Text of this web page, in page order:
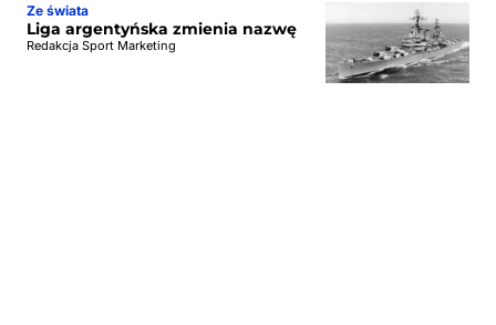
Ze świata
Liga argentyńska zmienia nazwę
Redakcja Sport Marketing